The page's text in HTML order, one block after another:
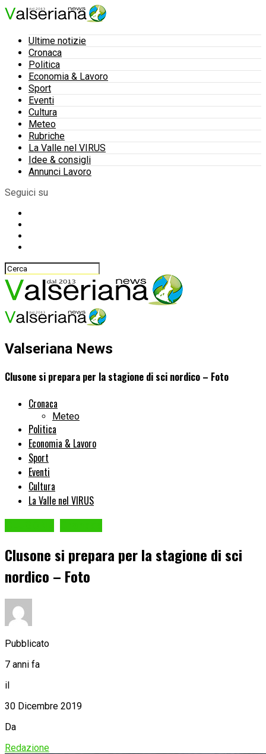
Ultime notizie
Cronaca
Politica
Economia & Lavoro
Sport
Eventi
Cultura
Meteo
Rubriche
La Valle nel VIRUS
Idee & consigli
Annunci Lavoro
Seguici su
Valseriana News
Clusone si prepara per la stagione di sci nordico – Foto
Cronaca
Meteo
Politica
Economia & Lavoro
Sport
Eventi
Cultura
La Valle nel VIRUS
Clusone si prepara per la stagione di sci
nordico – Foto
Pubblicato
7 anni fa
il
30 Dicembre 2019
Da
Redazione